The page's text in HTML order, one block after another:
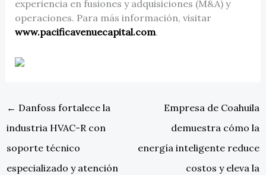
experiencia en fusiones y adquisiciones (M&A) y
operaciones. Para más información, visitar
www.pacificavenuecapital.com.
← Danfoss fortalece la
industria HVAC-R con
soporte técnico
especializado y atención
Empresa de Coahuila
demuestra cómo la
energía inteligente reduce
costos y eleva la